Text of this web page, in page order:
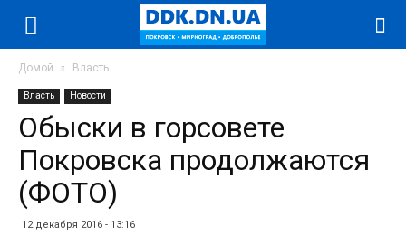
Домой Власть
Власть Новости
Обыски в горсовете
Покровска продолжаются
(ФОТО)
12 декабря 2016 - 13:16